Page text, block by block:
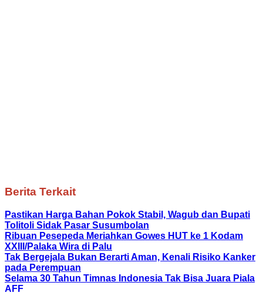
Berita Terkait
Pastikan Harga Bahan Pokok Stabil, Wagub dan Bupati
Tolitoli Sidak Pasar Susumbolan
Ribuan Pesepeda Meriahkan Gowes HUT ke 1 Kodam
XXIII/Palaka Wira di Palu
Tak Bergejala Bukan Berarti Aman, Kenali Risiko Kanker
pada Perempuan
Selama 30 Tahun Timnas Indonesia Tak Bisa Juara Piala
AFF